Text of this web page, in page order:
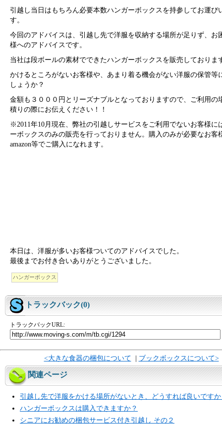
引越し当日はもちろん必要本数ハンガーボックスを持参してお運び
す。
今回のアドバイスは、引越し先で洋服を収納する場所が足りず、お
様へのアドバイスです。
当社は段ボールの素材でできたハンガーボックスを販売しておりま
かけるところがないお客様や、あまり着る機会がない洋服の保管等
しょうか？
金額も３０００円とリーズナブルとなっておりますので、ご利用の
積りの際にお伝えください！！
※2011年10月現在、弊社の引越しサービスをご利用でないお客様に
ーボックスのみの販売を行っておりません。購入のみが必要なお客
amazon等でご購入になれます。
本日は、洋服が多いお客様ついてのアドバイスでした。
最後までお付き合いありがとうございました。
ハンガーボックス
トラックバック(0)
トラックバックURL:
<大きな食器の梱包について | ブックボックスについて>
関連ページ
引越し先で洋服をかける場所がないとき、どうすれば良いです
ハンガーボックスは購入できますか？
シニアにお勧めの梱包サービス付き引越し その２